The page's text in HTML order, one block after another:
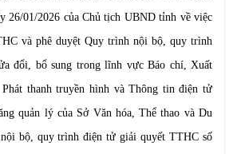
26/01/2026 của Chủ tịch UBND tỉnh về việc
và phê duyệt Quy trình nội bộ, quy trình
đổi, bổ sung trong lĩnh vực Báo chí, Xuất
thanh truyền hình và Thông tin điện tử
quản lý của Sở Văn hóa, Thể thao và Du
bộ, quy trình điện tử giải quyết TTHC số